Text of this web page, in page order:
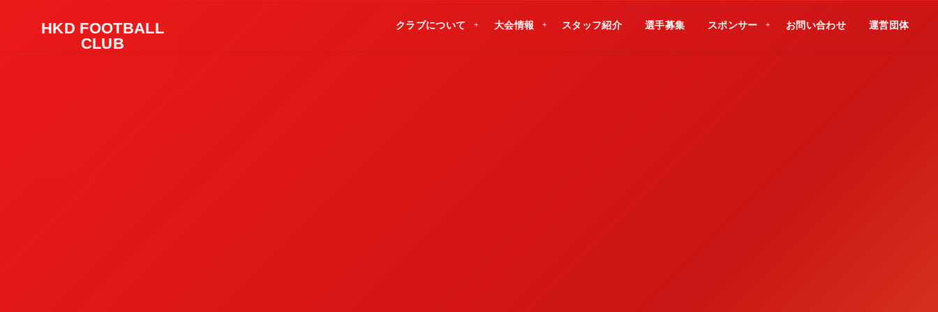
HKD FOOTBALL
CLUB
クラブについて 大会情報 スタッフ紹介 選手募集 スポンサー お問い合わせ 運営団体